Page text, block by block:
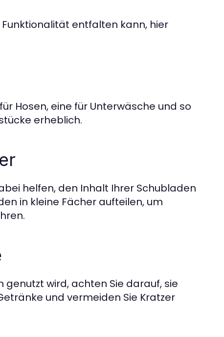
entfalten kann, hier
Hosen, eine für Unterwäsche und so
erheblich.
helfen, den Inhalt Ihrer Schubladen
in kleine Fächer aufteilen, um
wird, achten Sie darauf, sie
und vermeiden Sie Kratzer